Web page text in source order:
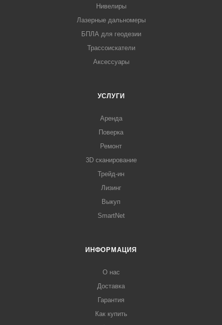
Нивелиры
Лазерные дальномеры
БПЛА для геодезии
Трассоискатели
Аксессуары
УСЛУГИ
Аренда
Поверка
Ремонт
3D сканирование
Трейд-ин
Лизинг
Выкуп
SmartNet
ИНФОРМАЦИЯ
О нас
Доставка
Гарантия
Как купить